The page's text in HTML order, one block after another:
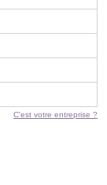
C'est votre entreprise ?